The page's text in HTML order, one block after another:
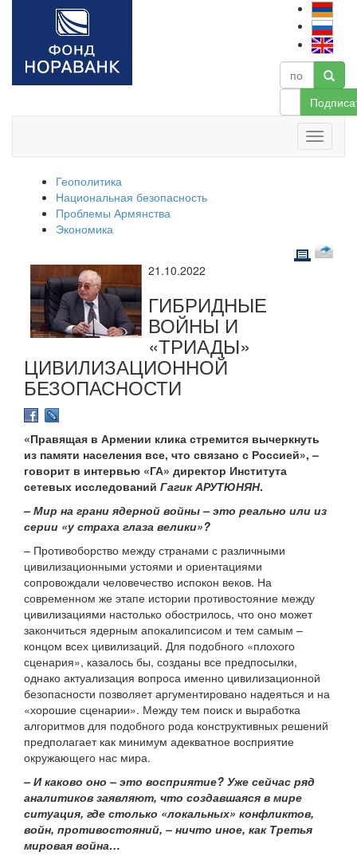
Геополитика
Национальная безопасность
Проблемы Армянства
Экономика
21.10.2022
ГИБРИДНЫЕ
ВОЙНЫ И
«ТРИАДЫ»
ЦИВИЛИЗАЦИОННОЙ
БЕЗОПАСНОСТИ
«Правящая в Армении клика стремится вычеркнуть
из памяти населения все, что связано с Россией», –
говорит в интервью «ГА» директор Института
сетевых исследований Гагик АРУТЮНЯН.
– Мир на грани ядерной войны – это реально или из
серии «у страха глаза велики»?
– Противоборство между странами с различными
цивилизационными устоями и ориентациями
сопровождали человечество испокон веков. На
современном же этапе истории противостояние между
цивилизациями настолько обострилось, что оно может
закончиться ядерным апокалипсисом и тем самым –
концом всех цивилизаций. Для подобного «плохого
сценария», казалось бы, созданы все предпосылки,
однако актуализация вопроса именно цивилизационной
безопасности позволяет аргументировано надеяться и на
«хорошие сценарии». Между тем поиск и выработка
алгоритмов для подобного рода конструктивных решений
предполагает как минимум адекватное восприятие
окружающего нас мира.
– И каково оно – это восприятие? Уже сейчас ряд
аналитиков заявляют, что создавшаяся в мире
ситуация, где столько «локальных» конфликтов,
войн, противостояний, – ничто иное, как Третья
мировая война…